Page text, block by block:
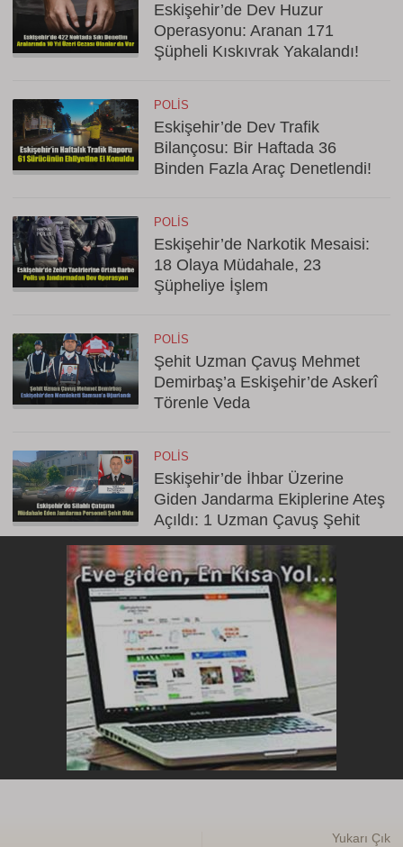
Eskişehir’de Dev Huzur
Operasyonu: Aranan 171
Şüpheli Kıskıvrak Yakalandı!
POLIS
Eskişehir’de Dev Trafik
Bilançosu: Bir Haftada 36
Binden Fazla Araç Denetlendi!
POLIS
Eskişehir’de Narkotik Mesaisi:
18 Olaya Müdahale, 23
Şüpheliye İşlem
POLIS
Şehit Uzman Çavuş Mehmet
Demirbaş’a Eskişehir’de Askerî
Törenle Veda
POLIS
Eskişehir’de İhbar Üzerine
Giden Jandarma Ekiplerine Ateş
Açıldı: 1 Uzman Çavuş Şehit
Yukarı Çık